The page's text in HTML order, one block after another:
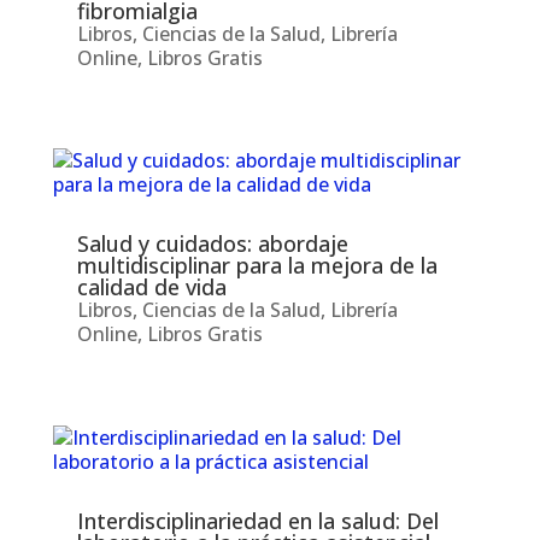
fibromialgia
Libros, Ciencias de la Salud, Librería
Online, Libros Gratis
Salud y cuidados: abordaje
multidisciplinar para la mejora de la
calidad de vida
Libros, Ciencias de la Salud, Librería
Online, Libros Gratis
Interdisciplinariedad en la salud: Del